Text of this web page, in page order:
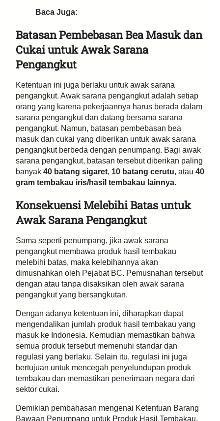
Baca Juga:
Batasan Pembebasan Bea Masuk dan
Cukai untuk Awak Sarana
Pengangkut
Ketentuan ini juga berlaku untuk awak sarana
pengangkut. Awak sarana pengangkut adalah setiap
orang yang karena pekerjaannya harus berada dalam
sarana pengangkut dan datang bersama sarana
pengangkut. Namun, batasan pembebasan bea
masuk dan cukai yang diberikan untuk awak sarana
pengangkut berbeda dengan penumpang. Bagi awak
sarana pengangkut, batasan tersebut diberikan paling
banyak 40 batang sigaret, 10 batang cerutu, atau 40
gram tembakau iris/hasil tembakau lainnya.
Konsekuensi Melebihi Batas untuk
Awak Sarana Pengangkut
Sama seperti penumpang, jika awak sarana
pengangkut membawa produk hasil tembakau
melebihi batas, maka kelebihannya akan
dimusnahkan oleh Pejabat BC. Pemusnahan tersebut
dengan atau tanpa disaksikan oleh awak sarana
pengangkut yang bersangkutan.
Dengan adanya ketentuan ini, diharapkan dapat
mengendalikan jumlah produk hasil tembakau yang
masuk ke Indonesia. Kemudian memastikan bahwa
semua produk tersebut memenuhi standar dan
regulasi yang berlaku. Selain itu, regulasi ini juga
bertujuan untuk mencegah penyelundupan produk
tembakau dan memastikan penerimaan negara dari
sektor cukai.
Demikian pembahasan mengenai Ketentuan Barang
Bawaan Penumpang untuk Produk Hasil Tembakau.